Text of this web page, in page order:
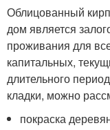
Облицованный
дом является
проживания для
капитальных,
длительного
кладки, можно
покраска